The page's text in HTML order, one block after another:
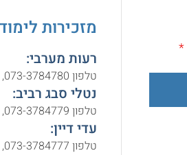
*
מזכירות
רעות מערבי:
טלפון 073-3784780,
נטלי סבג רביב:
טלפון 073-3784779,
עדי דיין:
טלפון 073-3784777,